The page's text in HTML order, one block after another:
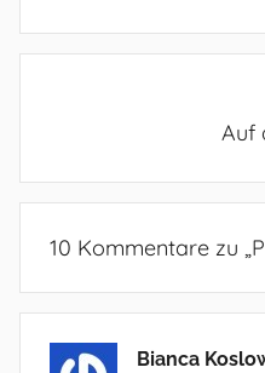
Auf
10 Kommentare zu „
Bianca